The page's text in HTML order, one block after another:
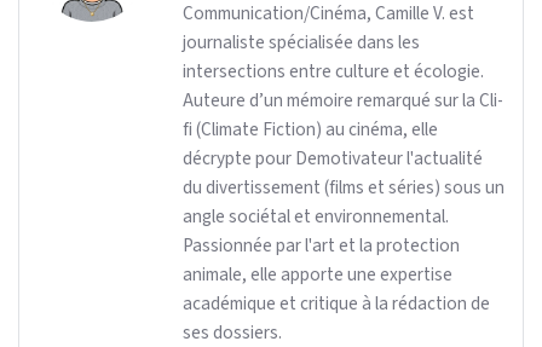
Communication/Cinéma, Camille V. est
journaliste spécialisée dans les
intersections entre culture et écologie.
Auteure d’un mémoire remarqué sur la Cli-
fi (Climate Fiction) au cinéma, elle
décrypte pour Demotivateur l'actualité
du divertissement (films et séries) sous un
angle sociétal et environnemental.
Passionnée par l'art et la protection
animale, elle apporte une expertise
académique et critique à la rédaction de
ses dossiers.